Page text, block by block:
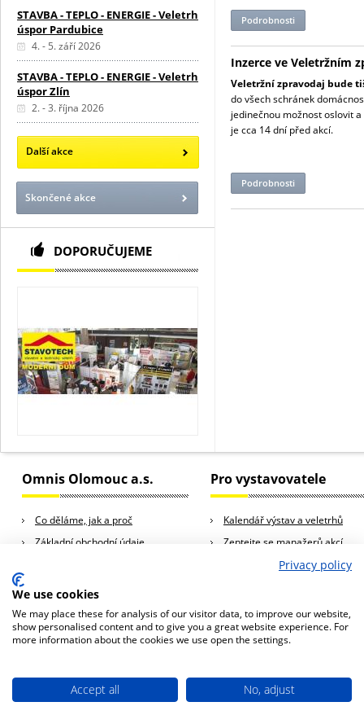
Podrobnosti
Inzerce ve Veletržním
Veletržní zpravodaj bude
do všech schránek
jedinečnou možnost oslovit
je cca 14 dní před akcí.
Podrobnosti
STAVBA - TEPLO - ENERGIE - Veletrh
úspor Pardubice
4. - 5. září 2026
STAVBA - TEPLO - ENERGIE - Veletrh
úspor Zlín
2. - 3. října 2026
Další akce
Skončené akce
DOPORUČUJEME
Omnis Olomouc a.s.
Co děláme, jak a proč
Základní obchodní údaje
Pro vystavovatele
Kalendář výstav a veletrhů
Zeptejte se manažerů akcí
Rady a tipy pro vystavovatele
© 2013 Omnis Olomouc a.s., všechna práva vyhrazena
tel.: +420 588 881 444, e-mail:omnis@omnis.cz
Zásady používání souborů cookie
Naše stránky používají cookies. Pokud budete naše stránky nadále používat,
považujeme to za za váš souhlas s používáním cookies na stránkách. Více
Privacy policy
We use cookies
We may place these for analysis of our visitor data, to improve our website,
show personalised content and to give you a great website experience. For
more information about the cookies we use open the settings.
Accept all No, adjust